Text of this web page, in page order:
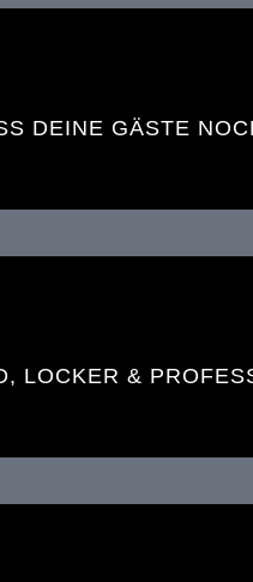
DEINE GÄSTE
LOCKER &